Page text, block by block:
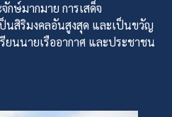
กษ์มากมาย การเสด็จ
นสิริมงคลอันสูงสุด และเป็นขวัญ
ยนนายเรืออากาศ และประชาชน